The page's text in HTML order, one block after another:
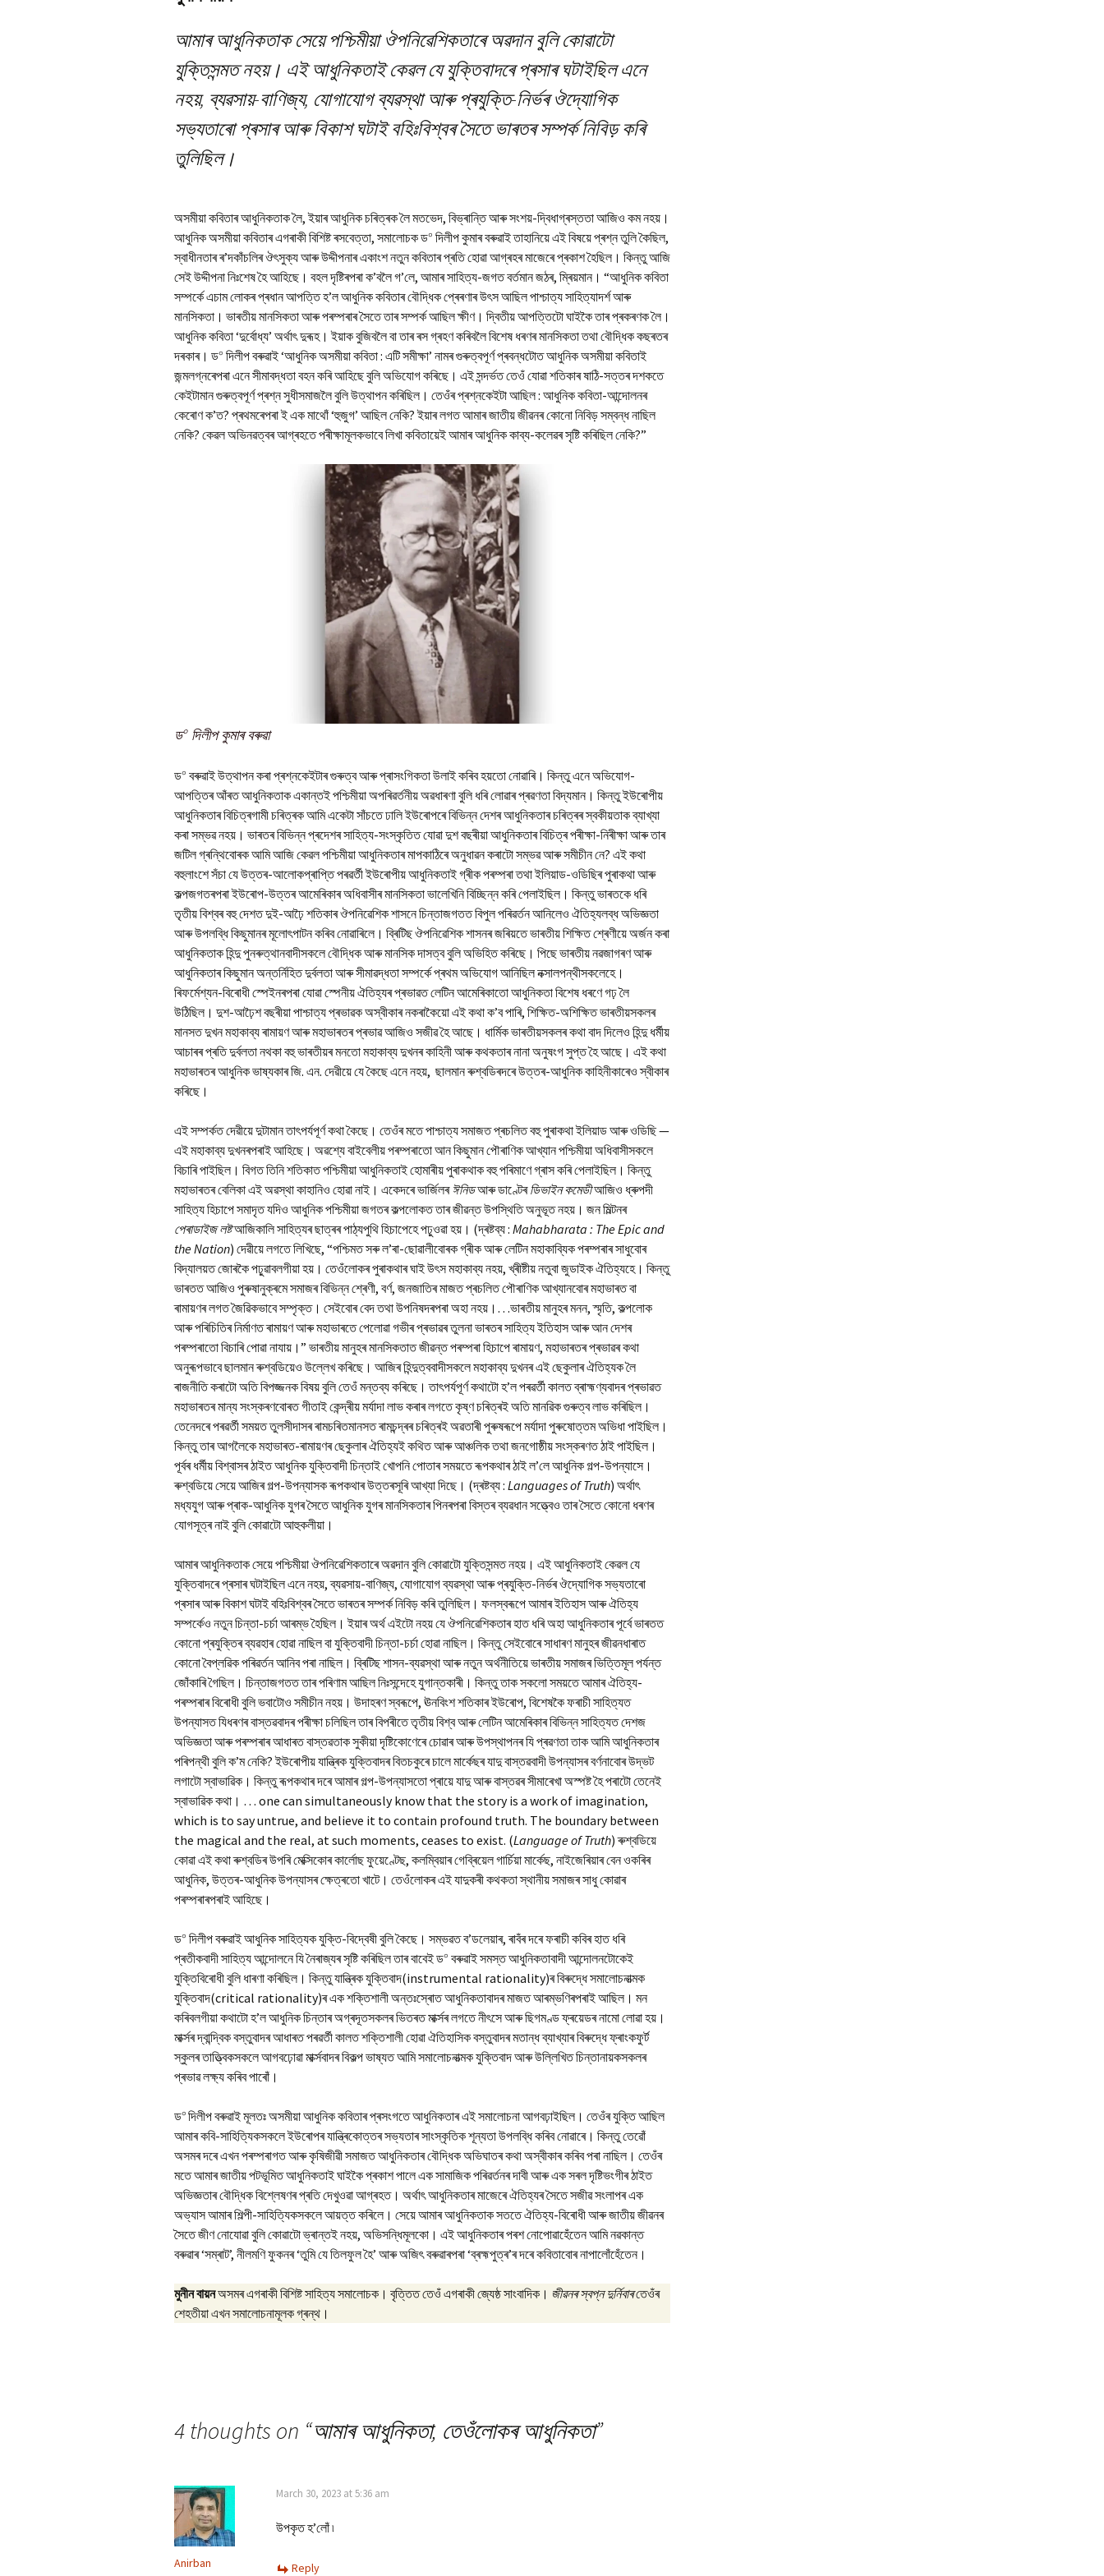
Kaushik Baiswas’s Poem
Gayatri Phukan’s Poem
Manashi Gogoi’s Poems
Archana Gogoi’s Poems
Hirendra Nath Dutta’s
Poem
শ্বৰীফা খাতুন চৌধুৰীৰ কবিতা
ইণ্টিকাবুৰ ৰহমানৰ কবিতা
বংশী বৰাৰ কবিতা
প্ৰণৱী গগৈৰ কবিতা
কৌশিক বাস্যসৰ কবিতা
গায়ত্ৰী ফুকনৰ কবিতা
মানসী গগৈৰ কবিতা
গীতাঞ্জলি বৰকটকীৰ কবিতা
অৰ্চনা গগৈৰ কবিতা
মোৰ সমসাময়িক কবিসকল
আৰ্থাৰ ৰেবোঁৰ জীৱন আৰু কবিতা
চিত্ৰল ভাষাৰ কবি আনিছ উজ্
ধ্বংস আৰু সৃষ্টিৰ ভূচিত্ৰাৱলী
2025
Vol. IV, No. 1 : May-July,
2025
Vol. III, No. 4 : Feb-April,
2025
Vol. III, No. 2 : Aug-Oct,
2024
Vol. III, No. 1 : May-July,
2024
Vol. II, No. 4, Feb-April,
2024
Vol. II, No. 3, Nov-Jan,
2023-24
Vol. II, No. 2, Aug-Oct,
2023
Vol. II, No. 1, May-July,
2023
Vol. I, No. 4, Feb-April,
2023
Vol. I, No. 3, Nov-Jan,
2022-23
Vol. I No. 2 : Aug-Oct, 2022
Vol. I, No. 1 : May-July,
2022
আমাৰ আধুনিকতাক সেয়ে পশ্চিমীয়া ঔপনিৱেশিকতাৰে অৱদান বুলি কোৱাটো
যুক্তিসন্মত নহয়। এই আধুনিকতাই কেৱল যে যুক্তিবাদৰে প্ৰসাৰ ঘটাইছিল এনে
নহয়, ব্যৱসায়-বাণিজ্য, যোগাযোগ ব্যৱস্থা আৰু প্ৰযুক্তি-নিৰ্ভৰ ঔদ্যোগিক
সভ্যতাৰো প্ৰসাৰ আৰু বিকাশ ঘটাই বহিঃবিশ্বৰ সৈতে ভাৰতৰ সম্পৰ্ক নিবিড় কৰি
তুলিছিল।
অসমীয়া কবিতাৰ আধুনিকতাক লৈ, ইয়াৰ আধুনিক চৰিত্ৰক লৈ মতভেদ, বিভ্ৰান্তি আৰু সংশয়-দ্বিধাগ্ৰস্ততা আজিও কম নহয়।
আধুনিক অসমীয়া কবিতাৰ এগৰাকী বিশিষ্ট ৰসবেত্তা, সমালোচক ড০ দিলীপ কুমাৰ বৰুৱাই তাহানিয়ে এই বিষয়ে প্ৰশ্ন তুলি কৈছিল,
স্বাধীনতাৰ ৰ’দকাঁচলিৰ ঔৎসুক্য আৰু উদ্দীপনাৰ একাংশ নতুন কবিতাৰ প্ৰতি হোৱা আগ্ৰহৰ মাজেৰে প্ৰকাশ হৈছিল। কিন্তু আজি
সেই উদ্দীপনা নিঃশেষ হৈ আহিছে। বহল দৃষ্টিৰপৰা ক’বলৈ গ’লে, আমাৰ সাহিত্য-জগত বৰ্তমান জঠৰ, ম্ৰিয়মান। “আধুনিক কবিতা
সম্পৰ্কে এচাম লোকৰ প্ৰধান আপত্তি হ’ল আধুনিক কবিতাৰ বৌদ্ধিক প্ৰেৰণাৰ উৎস আছিল পাশ্চাত্য সাহিত্যাদৰ্শ আৰু
মানসিকতা। ভাৰতীয় মানসিকতা আৰু পৰম্পৰাৰ সৈতে তাৰ সম্পৰ্ক আছিল ক্ষীণ। দ্বিতীয় আপত্তিটো ঘাইকৈ তাৰ প্ৰকৰণক লৈ।
আধুনিক কবিতা ‘দুৰ্বোধ্য’ অৰ্থাৎ দুৰূহ। ইয়াক বুজিবলৈ বা তাৰ ৰস গ্ৰহণ কৰিবলৈ বিশেষ ধৰণৰ মানসিকতা তথা বৌদ্ধিক কছৰতৰ
দৰকাৰ। ড০ দিলীপ বৰুৱাই ‘আধুনিক অসমীয়া কবিতা : এটি সমীক্ষা’ নামৰ গুৰুত্বপূৰ্ণ প্ৰবন্ধটোত আধুনিক অসমীয়া কবিতাই
জন্মলগ্নৰেপৰা এনে সীমাবদ্ধতা বহন কৰি আহিছে বুলি অভিযোগ কৰিছে। এই সন্দৰ্ভত তেওঁ যোৱা শতিকাৰ ষাঠি-সত্তৰ দশকতে
কেইটামান গুৰুত্বপূৰ্ণ প্ৰশ্ন সুধীসমাজলৈ বুলি উত্থাপন কৰিছিল। তেওঁৰ প্ৰশ্নকেইটা আছিল : আধুনিক কবিতা-আন্দোলনৰ
কেৰোণ ক’ত? প্ৰথমৰেপৰা ই এক মাথোঁ ‘হুজুগ’ আছিল নেকি? ইয়াৰ লগত আমাৰ জাতীয় জীৱনৰ কোনো নিবিড় সম্বন্ধ নাছিল
নেকি? কেৱল অভিনৱত্বৰ আগ্ৰহতে পৰীক্ষামূলকভাবে লিখা কবিতায়েই আমাৰ আধুনিক কাব্য-কলেৱৰ সৃষ্টি কৰিছিল নেকি?”
ড০ দিলীপ কুমাৰ বৰুৱা
ড০ বৰুৱাই উত্থাপন কৰা প্ৰশ্নকেইটাৰ গুৰুত্ব আৰু প্ৰাসংগিকতা উলাই কৰিব হয়তো নোৱাৰি। কিন্তু এনে অভিযোগ-
আপত্তিৰ আঁৰত আধুনিকতাক একান্তই পশ্চিমীয়া অপৰিৱৰ্তনীয় অৱধাৰণা বুলি ধৰি লোৱাৰ প্ৰৱণতা বিদ্যমান। কিন্তু ইউৰোপীয়
আধুনিকতাৰ বিচিত্ৰগামী চৰিত্ৰক আমি একেটা সাঁচতে ঢালি ইউৰোপৰে বিভিন্ন দেশৰ আধুনিকতাৰ চৰিত্ৰৰ স্বকীয়তাক ব্যাখ্যা
কৰা সম্ভৱ নহয়। ভাৰতৰ বিভিন্ন প্ৰদেশৰ সাহিত্য-সংস্কৃতিত যোৱা দুশ বছৰীয়া আধুনিকতাৰ বিচিত্ৰ পৰীক্ষা-নিৰীক্ষা আৰু তাৰ
জটিল গ্ৰন্থিবোৰক আমি আজি কেৱল পশ্চিমীয়া আধুনিকতাৰ মাপকাঠিৰে অনুধাৱন কৰাটো সম্ভৱ আৰু সমীচীন নে? এই কথা
বহুলাংশে সঁচা যে উত্তৰ-আলোকপ্ৰাপ্তি পৰৱৰ্তী ইউৰোপীয় আধুনিকতাই গ্ৰীক পৰম্পৰা তথা ইলিয়াড-ওডিছিৰ পুৰাকথা আৰু
কল্পজগতৰপৰা ইউৰোপ-উত্তৰ আমেৰিকাৰ অধিবাসীৰ মানসিকতা ভালেখিনি বিচ্ছিন্ন কৰি পেলাইছিল। কিন্তু ভাৰতকে ধৰি
তৃতীয় বিশ্বৰ বহু দেশত দুই-আঢ়ৈ শতিকাৰ ঔপনিৱেশিক শাসনে চিন্তাজগতত বিপুল পৰিৱৰ্তন আনিলেও ঐতিহ্যলব্ধ অভিজ্ঞতা
আৰু উপলব্ধি কিছুমানৰ মূলোৎপাটন কৰিব নোৱাৰিলে। ব্ৰিটিছ ঔপনিৱেশিক শাসনৰ জৰিয়তে ভাৰতীয় শিক্ষিত শ্ৰেণীয়ে অৰ্জন কৰা
আধুনিকতাক হিন্দু পুনৰুত্থানবাদীসকলে বৌদ্ধিক আৰু মানসিক দাসত্ব বুলি অভিহিত কৰিছে। পিছে ভাৰতীয় নৱজাগৰণ আৰু
আধুনিকতাৰ কিছুমান অন্তৰ্নিহিত দুৰ্বলতা আৰু সীমাৱদ্ধতা সম্পৰ্কে প্ৰথম অভিযোগ আনিছিল নক্সালপন্থীসকলেহে।
ৰিফৰ্মেশ্যন-বিৰোধী স্পেইনৰপৰা যোৱা স্পেনীয় ঐতিহ্যৰ প্ৰভাৱত লেটিন আমেৰিকাতো আধুনিকতা বিশেষ ধৰণে গঢ় লৈ
উঠিছিল। দুশ-আঢ়ৈশ বছৰীয়া পাশ্চাত্য প্ৰভাৱক অস্বীকাৰ নকৰাকৈয়ো এই কথা ক’ব পাৰি, শিক্ষিত-অশিক্ষিত ভাৰতীয়সকলৰ
মানসত দুখন মহাকাব্য ৰামায়ণ আৰু মহাভাৰতৰ প্ৰভাৱ আজিও সজীৱ হৈ আছে। ধাৰ্মিক ভাৰতীয়সকলৰ কথা বাদ দিলেও হিন্দু ধৰ্মীয়
আচাৰৰ প্ৰতি দুৰ্বলতা নথকা বহু ভাৰতীয়ৰ মনতো মহাকাব্য দুখনৰ কাহিনী আৰু কথকতাৰ নানা অনুষংগ সুপ্ত হৈ আছে। এই কথা
মহাভাৰতৰ আধুনিক ভাষ্যকাৰ জি. এন. দেৱীয়ে যে কৈছে এনে নহয়, ছালমান ৰুশ্বডিৰদৰে উত্তৰ-আধুনিক কাহিনীকাৰেও স্বীকাৰ
কৰিছে।
এই সম্পৰ্কত দেৱীয়ে দুটামান তাৎপৰ্যপূৰ্ণ কথা কৈছে। তেওঁৰ মতে পাশ্চাত্য সমাজত প্ৰচলিত বহু পুৰাকথা ইলিয়াড আৰু ওডিছি —
এই মহাকাব্য দুখনৰপৰাই আহিছে। অৱশ্যে বাইবেলীয় পৰম্পৰাতো আন কিছুমান পৌৰাণিক আখ্যান পশ্চিমীয়া অধিবাসীসকলে
বিচাৰি পাইছিল। বিগত তিনি শতিকাত পশ্চিমীয়া আধুনিকতাই হোমাৰীয় পুৰাকথাক বহু পৰিমাণে গ্ৰাস কৰি পেলাইছিল। কিন্তু
মহাভাৰতৰ বেলিকা এই অৱস্থা কাহানিও হোৱা নাই। একেদৰে ভাৰ্জিলৰ ঈনিডআৰু ডাণ্টেৰডিভাইন কমেডীআজিও ধ্ৰুপদী
সাহিত্য হিচাপে সমাদৃত যদিও আধুনিক পশ্চিমীয়া জগতৰ কল্পলোকত তাৰ জীৱন্ত উপস্থিতি অনুভূত নহয়। জন মিল্টনৰ
পেৰাডাইজ লষ্টআজিকালি সাহিত্যৰ ছাত্ৰৰ পাঠ্যপুথি হিচাপেহে পঢ়ুওৱা হয়। (দ্ৰষ্টব্য : Mahabharata : The Epic and
the Nation) দেৱীয়ে লগতে লিখিছে, “পশ্চিমত সৰু ল’ৰা-ছোৱালীবোৰক গ্ৰীক আৰু লেটিন মহাকাব্যিক পৰম্পৰাৰ সাধুবোৰ
বিদ্যালয়ত জোৰকৈ পঢ়ুৱাবলগীয়া হয়। তেওঁলোকৰ পুৰাকথাৰ ঘাই উৎস মহাকাব্য নহয়, খ্ৰীষ্টীয় নতুবা জুডাইক ঐতিহ্যহে। কিন্তু
ভাৰতত আজিও পুৰুষানুক্ৰমে সমাজৰ বিভিন্ন শ্ৰেণী, বৰ্ণ, জনজাতিৰ মাজত প্ৰচলিত পৌৰাণিক আখ্যানবোৰ মহাভাৰত বা
ৰামায়ণৰ লগত জৈৱিকভাবে সম্পৃক্ত। সেইবোৰ বেদ তথা উপনিষদৰপৰা অহা নহয়।…ভাৰতীয় মানুহৰ মনন, স্মৃতি, কল্পলোক
আৰু পৰিচিতিৰ নিৰ্মাণত ৰামায়ণ আৰু মহাভাৰতে পেলোৱা গভীৰ প্ৰভাৱৰ তুলনা ভাৰতৰ সাহিত্য ইতিহাস আৰু আন দেশৰ
পৰম্পৰাতো বিচাৰি পোৱা নাযায়।” ভাৰতীয় মানুহৰ মানসিকতাত জীৱন্ত পৰম্পৰা হিচাপে ৰামায়ণ, মহাভাৰতৰ প্ৰভাৱৰ কথা
অনুৰূপভাবে ছালমান ৰুশ্বডিয়েও উল্লেখ কৰিছে। আজিৰ হিন্দুত্ববাদীসকলে মহাকাব্য দুখনৰ এই ছেকুলাৰ ঐতিহ্যক লৈ
ৰাজনীতি কৰাটো অতি বিপজ্জনক বিষয় বুলি তেওঁ মন্তব্য কৰিছে। তাৎপৰ্যপূৰ্ণ কথাটো হ’ল পৰৱৰ্তী কালত ব্ৰাহ্মণ্যবাদৰ প্ৰভাৱত
মহাভাৰতৰ মান্য সংস্কৰণবোৰত গীতাই কেন্দ্ৰীয় মৰ্যাদা লাভ কৰাৰ লগতে কৃষ্ণ চৰিত্ৰই অতি মানৱিক গুৰুত্ব লাভ কৰিছিল।
তেনেদৰে পৰৱৰ্তী সময়ত তুলসীদাসৰ ৰামচৰিতমানসত ৰামচন্দ্ৰৰ চৰিত্ৰই অৱতাৰী পুৰুষৰূপে মৰ্যাদা পুৰুষোত্তম অভিধা পাইছিল।
কিন্তু তাৰ আগলৈকে মহাভাৰত-ৰামায়ণৰ ছেকুলাৰ ঐতিহ্যই কথিত আৰু আঞ্চলিক তথা জনগোষ্ঠীয় সংস্কৰণত ঠাই পাইছিল।
পূৰ্বৰ ধৰ্মীয় বিশ্বাসৰ ঠাইত আধুনিক যুক্তিবাদী চিন্তাই খোপনি পোতাৰ সময়তে ৰূপকথাৰ ঠাই ল’লে আধুনিক গল্প-উপন্যাসে।
ৰুশ্বডিয়ে সেয়ে আজিৰ গল্প-উপন্যাসক ৰূপকথাৰ উত্তৰসূৰি আখ্যা দিছে। (দ্ৰষ্টব্য : Languages of Truth) অৰ্থাৎ
মধ্যযুগ আৰু প্ৰাক-আধুনিক যুগৰ সৈতে আধুনিক যুগৰ মানসিকতাৰ পিনৰপৰা বিস্তৰ ব্যৱধান সত্ত্বেও তাৰ সৈতে কোনো ধৰণৰ
যোগসূত্ৰ নাই বুলি কোৱাটো আহুকলীয়া।
আমাৰ আধুনিকতাক সেয়ে পশ্চিমীয়া ঔপনিৱেশিকতাৰে অৱদান বুলি কোৱাটো যুক্তিসন্মত নহয়। এই আধুনিকতাই কেৱল যে
যুক্তিবাদৰে প্ৰসাৰ ঘটাইছিল এনে নহয়, ব্যৱসায়-বাণিজ্য, যোগাযোগ ব্যৱস্থা আৰু প্ৰযুক্তি-নিৰ্ভৰ ঔদ্যোগিক সভ্যতাৰো
প্ৰসাৰ আৰু বিকাশ ঘটাই বহিঃবিশ্বৰ সৈতে ভাৰতৰ সম্পৰ্ক নিবিড় কৰি তুলিছিল। ফলস্বৰূপে আমাৰ ইতিহাস আৰু ঐতিহ্য
সম্পৰ্কেও নতুন চিন্তা-চৰ্চা আৰম্ভ হৈছিল। ইয়াৰ অৰ্থ এইটো নহয় যে ঔপনিৱেশিকতাৰ হাত ধৰি অহা আধুনিকতাৰ পূৰ্বে ভাৰতত
কোনো প্ৰযুক্তিৰ ব্যৱহাৰ হোৱা নাছিল বা যুক্তিবাদী চিন্তা-চৰ্চা হোৱা নাছিল। কিন্তু সেইবোৰে সাধাৰণ মানুহৰ জীৱনধাৰাত
কোনো বৈপ্লৱিক পৰিৱৰ্তন আনিব পৰা নাছিল। ব্ৰিটিছ শাসন-ব্যৱস্থা আৰু নতুন অৰ্থনীতিয়ে ভাৰতীয় সমাজৰ ভিত্তিমূল পৰ্যন্ত
জোঁকাৰি গৈছিল। চিন্তাজগতত তাৰ পৰিণাম আছিল নিঃসন্দেহে যুগান্তকাৰী। কিন্তু তাক সকলো সময়তে আমাৰ ঐতিহ্য-
পৰম্পৰাৰ বিৰোধী বুলি ভবাটোও সমীচীন নহয়। উদাহৰণ স্বৰূপে, ঊনবিংশ শতিকাৰ ইউৰোপ, বিশেষকৈ ফৰাচী সাহিত্যত
উপন্যাসত যিধৰণৰ বাস্তৱবাদৰ পৰীক্ষা চলিছিল তাৰ বিপৰীতে তৃতীয় বিশ্ব আৰু লেটিন আমেৰিকাৰ বিভিন্ন সাহিত্যত দেশজ
অভিজ্ঞতা আৰু পৰম্পৰাৰ আধাৰত বাস্তৱতাক সুকীয়া দৃষ্টিকোণেৰে চোৱাৰ আৰু উপস্থাপনৰ যি প্ৰৱণতা তাক আমি আধুনিকতাৰ
পৰিপন্থী বুলি ক’ম নেকি? ইউৰোপীয় যান্ত্ৰিক যুক্তিবাদৰ বিতচকুৰে চালে মাৰ্কেছৰ যাদু বাস্তৱবাদী উপন্যাসৰ বৰ্ণনাবোৰ উদ্ভট
লগাটো স্বাভাৱিক। কিন্তু ৰূপকথাৰ দৰে আমাৰ গল্প-উপন্যাসতো প্ৰায়ে যাদু আৰু বাস্তৱৰ সীমাৰেখা অস্পষ্ট হৈ পৰাটো তেনেই
স্বাভাৱিক কথা। … one can simultaneously know that the story is a work of imagination,
which is to say untrue, and believe it to contain profound truth. The boundary between
the magical and the real, at such moments, ceases to exist. (Language of Truth) ৰুশ্বডিয়ে
কোৱা এই কথা ৰুশ্বডিৰ উপৰি মেক্সিকোৰ কাৰ্লোছ ফুয়েণ্টেছ, কলম্বিয়াৰ গেব্ৰিয়েল গাৰ্চিয়া মাৰ্কেছ, নাইজেৰিয়াৰ বেন ওকৰিৰ
আধুনিক, উত্তৰ-আধুনিক উপন্যাসৰ ক্ষেত্ৰতো খাটে। তেওঁলোকৰ এই যাদুকৰী কথকতা স্থানীয় সমাজৰ সাধু কোৱাৰ
পৰম্পৰাৰপৰাই আহিছে।
ড০ দিলীপ বৰুৱাই আধুনিক সাহিত্যক যুক্তি-বিদ্বেষী বুলি কৈছে। সম্ভৱত ব’ডলেয়াৰ, ৰাবঁৰ দৰে ফৰাচী কবিৰ হাত ধৰি
প্ৰতীকবাদী সাহিত্য আন্দোলনে যি নৈৰাজ্যৰ সৃষ্টি কৰিছিল তাৰ বাবেই ড০ বৰুৱাই সমস্ত আধুনিকতাবাদী আন্দোলনটোকেই
যুক্তিবিৰোধী বুলি ধাৰণা কৰিছিল। কিন্তু যান্ত্ৰিক যুক্তিবাদ(instrumental rationality)ৰ বিৰুদ্ধে সমালোচনাত্মক
যুক্তিবাদ(critical rationality)ৰ এক শক্তিশালী অন্তঃস্ৰোত আধুনিকতাবাদৰ মাজত আৰম্ভণিৰপৰাই আছিল। মন
কৰিবলগীয়া কথাটো হ’ল আধুনিক চিন্তাৰ অগ্ৰদূতসকলৰ ভিতৰত মাৰ্ক্সৰ লগতে নীৎসে আৰু ছিগমণ্ড ফ্ৰয়েডৰ নামো লোৱা হয়।
মাৰ্ক্সৰ দ্বান্দ্বিক বস্তুবাদৰ আধাৰত পৰৱৰ্তী কালত শক্তিশালী হোৱা ঐতিহাসিক বস্তুবাদৰ মতান্ধ ব্যাখ্যাৰ বিৰুদ্ধে ফ্ৰাংকফুৰ্ট
স্কুলৰ তাত্ত্বিকসকলে আগবঢ়োৱা মাৰ্ক্সবাদৰ বিকল্প ভাষ্যত আমি সমালোচনাত্মক যুক্তিবাদ আৰু উল্লিখিত চিন্তানায়কসকলৰ
প্ৰভাৱ লক্ষ্য কৰিব পাৰোঁ।
ড০ দিলীপ বৰুৱাই মূলতঃ অসমীয়া আধুনিক কবিতাৰ প্ৰসংগতে আধুনিকতাৰ এই সমালোচনা আগবঢ়াইছিল। তেওঁৰ যুক্তি আছিল
আমাৰ কবি-সাহিত্যিকসকলে ইউৰোপৰ যান্ত্ৰিকোত্তৰ সভ্যতাৰ সাংস্কৃতিক শূন্যতা উপলব্ধি কৰিব নোৱাৰে। কিন্তু তেৱোঁ
অসমৰ দৰে এখন পৰম্পৰাগত আৰু কৃষিজীৱী সমাজত আধুনিকতাৰ বৌদ্ধিক অভিঘাতৰ কথা অস্বীকাৰ কৰিব পৰা নাছিল। তেওঁৰ
মতে আমাৰ জাতীয় পটভূমিত আধুনিকতাই ঘাইকৈ প্ৰকাশ পালে এক সামাজিক পৰিৱৰ্তনৰ দাবী আৰু এক সৰল দৃষ্টিভংগীৰ ঠাইত
অভিজ্ঞতাৰ বৌদ্ধিক বিশ্লেষণৰ প্ৰতি দেখুওৱা আগ্ৰহত। অৰ্থাৎ আধুনিকতাৰ মাজেৰে ঐতিহ্যৰ সৈতে সজীৱ সংলাপৰ এক
অভ্যাস আমাৰ শিল্পী-সাহিত্যিকসকলে আয়ত্ত কৰিলে। সেয়ে আমাৰ আধুনিকতাক সততে ঐতিহ্য-বিৰোধী আৰু জাতীয় জীৱনৰ
সৈতে জীণ নোযোৱা বুলি কোৱাটো ভ্ৰান্তই নহয়, অভিসন্ধিমূলকো। এই আধুনিকতাৰ পৰশ নোপোৱাহেঁতেন আমি নৱকান্ত
বৰুৱাৰ ‘সম্ৰাট’, নীলমণি ফুকনৰ ‘তুমি যে তিলফুল হৈ’ আৰু অজিৎ বৰুৱাৰপৰা ‘ব্ৰহ্মপুত্ৰ’ৰ দৰে কবিতাবোৰ নাপালোঁহেঁতেন।
মুনীন বায়নঅসমৰ এগৰাকী বিশিষ্ট সাহিত্য সমালোচক। বৃত্তিত তেওঁ এগৰাকী জ্যেষ্ঠ সাংবাদিক। জীৱনৰ স্বপ্ন দুৰ্নিবাৰতেওঁৰ
শেহতীয়া এখন সমালোচনামূলক গ্ৰন্থ।
4 thoughts on “আমাৰ আধুনিকতা, তেওঁলোকৰ আধুনিকতা”
Anirban
March 30, 2023 at 5:36 am
উপকৃত হ’লোঁ ৷
Reply